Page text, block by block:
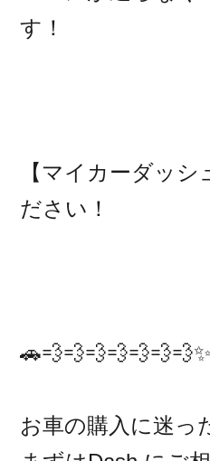
す！
【マイカーダッシ
ださい！
🚗💨💨💨💨💨💨💨✨
お車の購入に迷っ